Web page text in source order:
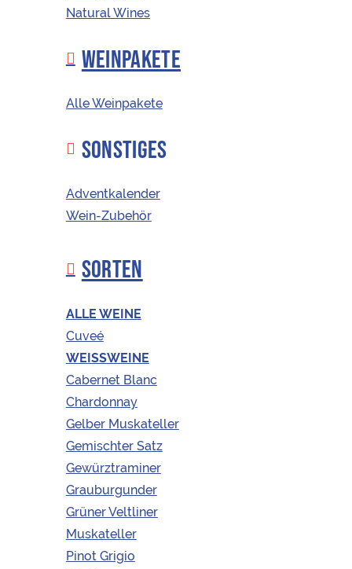
Korkenfreunde
shoppen
günstiger
Eingeloggten AbonnentInnen werden
Mitgliederpreise angezeigt
INTERNATIONALE
Natural Wines
WEINPAKETE
Alle Weinpakete
SONSTIGES
Adventkalender
Wein-Zubehör
SORTEN
ALLE WEINE
Cuveé
WEISSWEINE
Cabernet Blanc
Chardonnay
Gelber Muskateller
Gemischter Satz
Gewürztraminer
Grauburgunder
Grüner Veltliner
Muskateller
Pinot Grigio